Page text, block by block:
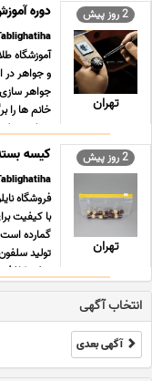
2 روز پیش
تهران
دوره
و جواهر در
جواهر
خانم ها را
مدرک
2 روز پیش
تهران
کیسه
فروشگاه
با کیفیت
گمارده
تولید
سفره
انتخاب آگهی
آگهی بعدی